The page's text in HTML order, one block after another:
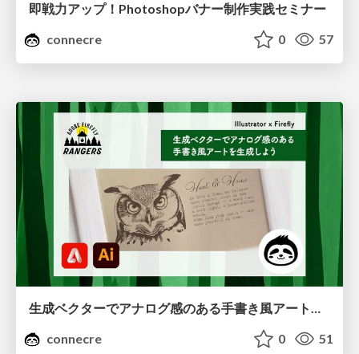
即戦力アップ！Photoshopバナー制作実践セミナー
connecre
0 57
connecre
0 51